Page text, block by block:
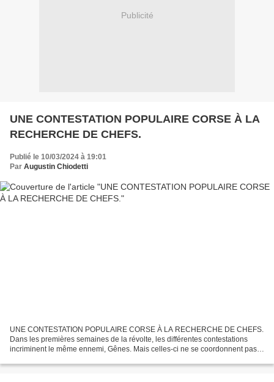
Publicité
UNE CONTESTATION POPULAIRE CORSE À LA
RECHERCHE DE CHEFS.
Publié le 10/03/2024 à 19:01
Par Augustin Chiodetti
UNE CONTESTATION POPULAIRE CORSE À LA RECHERCHE DE CHEFS.
Dans les premières semaines de la révolte, les différentes contestations
incriminent le même ennemi, Gênes. Mais celles-ci ne se coordonnent pas